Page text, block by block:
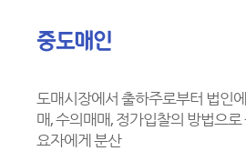
중도매인
도매시장에서 출하주로부터 법인
매, 수의매매, 정가입찰의 방법으
요자에게 분산